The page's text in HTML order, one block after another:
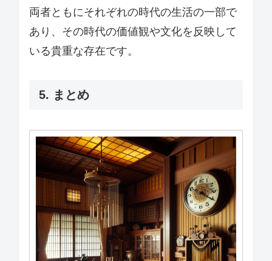
両者ともにそれぞれの時代の生活の一部で
あり、その時代の価値観や文化を反映して
いる貴重な存在です。
5. まとめ